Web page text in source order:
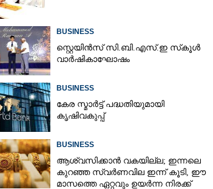
BUSINESS
സ്റ്റെയിൻസ് സി.ബി.എസ്.ഇ സ്‌കൂൾ
വാർഷികാഘോഷം
BUSINESS
കേര സ്മാർട്ട് പദ്ധതിയുമായി
കൃഷിവകുപ്പ്
BUSINESS
ആശ്വസിക്കാൻ വകയില്ല; ഇന്നലെ
കുറഞ്ഞ സ്വർണവില ഇന്ന് കൂടി, ഈ
മാസത്തെ ഏറ്റവും ഉയർന്ന നിരക്ക്
Share this link